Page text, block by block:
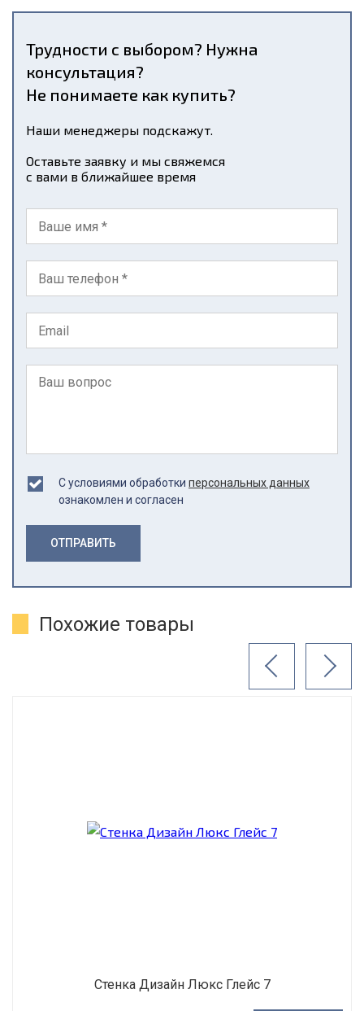
Трудности с выбором? Нужна
консультация?
Не понимаете как купить?
Наши менеджеры подскажут.
Оставьте заявку и мы свяжемся
с вами в ближайшее время
С условиями обработки персональных данных
ознакомлен и согласен
ОТПРАВИТЬ
Похожие товары
Стенка Дизайн Люкс Глейс 7